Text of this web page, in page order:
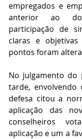
empregados e
anterior ao
participação de
claras e objetivas
pontos foram
No julgamento do
tarde, envolvendo
defesa citou a
aplicação das
conselheiros
aplicação e um a